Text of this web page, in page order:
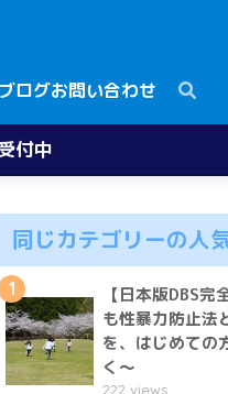
ブログお問い合わせ
付中
同じカテゴリーの人
1
【日本版DBS
も性暴力防止法
を、はじめての
く〜
222 views